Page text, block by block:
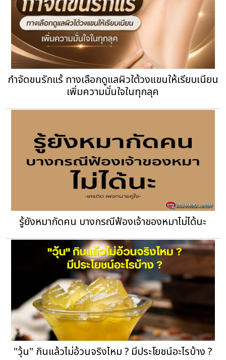
กำจัดขนรักแร้ ทางเลือกดูแลผิวใต้วงแขนให้เรียบเนียน
เพิ่มความมั่นใจในทุกลุค
รู้ยังหมากัดคน บางกรณีฟ้องเจ้าของหมาไม่ได้นะ
"วุ้น" กินแล้วไม่อ้วนจริงไหม ? มีประโยชน์อะไรบ้าง ?